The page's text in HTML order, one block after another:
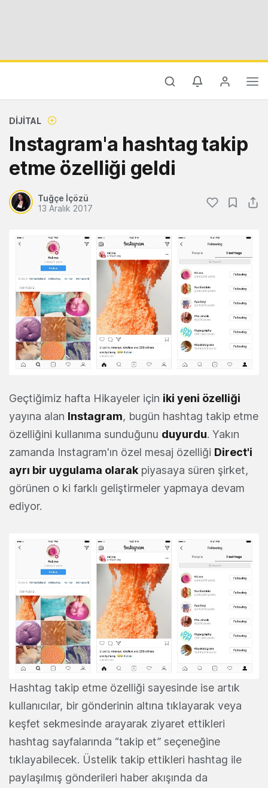
DIJITAL
Instagram'a hashtag takip
etme özelliği geldi
Tuğçe İçözü
13 Aralık 2017
Geçtiğimiz hafta Hikayeler için iki yeni özelliği
yayına alan Instagram, bugün hashtag takip etme
özelliğini kullanıma sunduğunu duyurdu. Yakın
zamanda Instagram'ın özel mesaj özelliği Direct'i
ayrı bir uygulama olarak piyasaya süren şirket,
görünen o ki farklı geliştirmeler yapmaya devam
ediyor.
Hashtag takip etme özelliği sayesinde ise artık
kullanıcılar, bir gönderinin altına tıklayarak veya
keşfet sekmesinde arayarak ziyaret ettikleri
hashtag sayfalarında “takip et” seçeneğine
tıklayabilecek. Üstelik takip ettikleri hashtag ile
paylaşılmış gönderileri haber akışında da